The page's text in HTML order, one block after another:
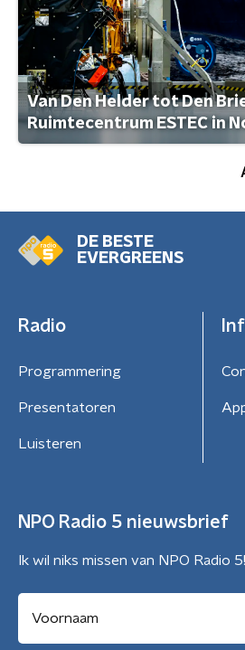
Van Den Helder tot Den
Ruimtecentrum ESTEC in
DE BESTE
EVERGREENS
Radio
Programmering
Presentatoren
Luisteren
NPO Radio 5 nieuwsbrief
Ik wil niks missen van NPO Radio 5!